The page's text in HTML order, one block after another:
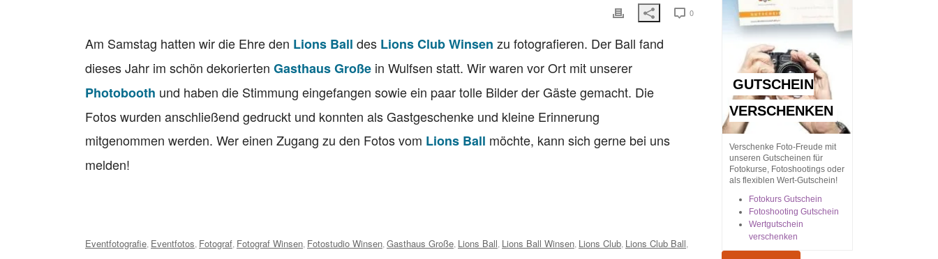
0
Am Samstag hatten wir die Ehre den Lions Ball des Lions Club Winsen zu fotografieren. Der Ball fand
dieses Jahr im schön dekorierten Gasthaus Große in Wulfsen statt. Wir waren vor Ort mit unserer
Photobooth und haben die Stimmung eingefangen sowie ein paar tolle Bilder der Gäste gemacht. Die
Fotos wurden anschließend gedruckt und konnten als Gastgeschenke und kleine Erinnerung
mitgenommen werden. Wer einen Zugang zu den Fotos vom Lions Ball möchte, kann sich gerne bei uns
melden!
Tags:
Eventfotografie Eventfotos Fotograf Fotograf Winsen Fotostudio Winsen Gasthaus Große Lions Ball Lions Ball Winsen Lions Club Lions Club Ball
GUTSCHEIN
VERSCHENKEN
Verschenke Foto-Freude mit
unseren Gutscheinen für
Fotokurse, Fotoshootings oder
als flexiblen Wert-Gutschein!
Fotokurs Gutschein
Fotoshooting Gutschein
Wertgutschein
verschenken